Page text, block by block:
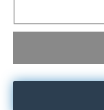
놀
지
놀
지